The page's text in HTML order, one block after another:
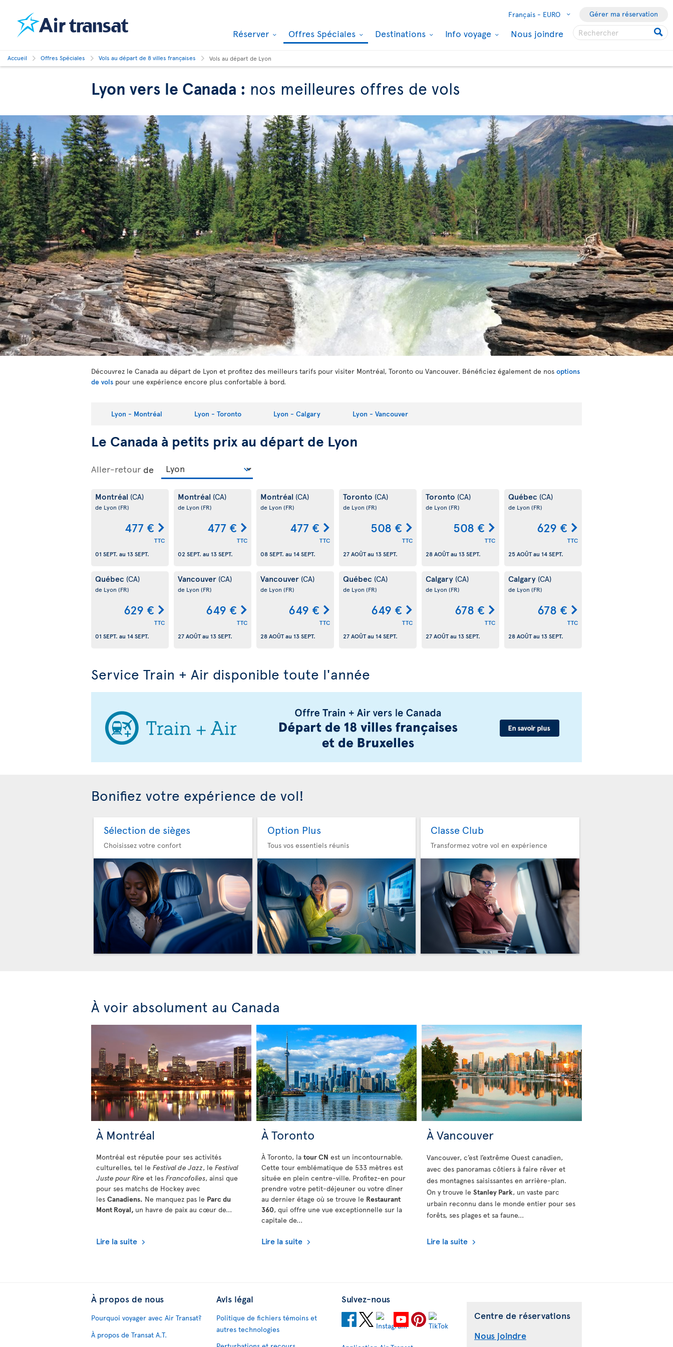
Français - EURO Gérer ma réservation
Réserver Offres Spéciales Destinations Info voyage Nous joindre
Accueil Offres Spéciales Vols au départ de 8 villes françaises Vols au départ de Lyon
Lyon vers le Canada : nos meilleures offres de vols
Découvrez le Canada au départ de Lyon et profitez des meilleurs tarifs pour visiter Montréal, Toronto ou Vancouver. Bénéficiez également de nos options
de vols pour une expérience encore plus confortable à bord.
Lyon - Montréal Lyon - Toronto Lyon - Calgary Lyon - Vancouver
Le Canada à petits prix au départ de Lyon
Aller-retour de
Montréal (CA)
de Lyon (FR)
477 €
TTC
01 SEPT. au 13 SEPT.
Montréal (CA)
de Lyon (FR)
477 €
TTC
02 SEPT. au 13 SEPT.
Montréal (CA)
de Lyon (FR)
477 €
TTC
08 SEPT. au 14 SEPT.
Toronto (CA)
de Lyon (FR)
508 €
TTC
27 AOÛTau 13 SEPT.
Toronto (CA)
de Lyon (FR)
508 €
TTC
28 AOÛTau 13 SEPT.
Québec (CA)
de Lyon (FR)
629 €
TTC
25 AOÛTau 14 SEPT.
Québec (CA)
de Lyon (FR)
629 €
TTC
01 SEPT. au 14 SEPT.
Vancouver (CA)
de Lyon (FR)
649 €
TTC
27 AOÛTau 13 SEPT.
Vancouver (CA)
de Lyon (FR)
649 €
TTC
28 AOÛTau 13 SEPT.
Québec (CA)
de Lyon (FR)
649 €
TTC
27 AOÛTau 14 SEPT.
Calgary (CA)
de Lyon (FR)
678 €
TTC
27 AOÛTau 13 SEPT.
Calgary (CA)
de Lyon (FR)
678 €
TTC
28 AOÛTau 13 SEPT.
Service Train + Air disponible toute l'année
Bonifiez votre expérience de vol!
Sélection de sièges
Choisissez votre confort
Option Plus
Tous vos essentiels réunis
Classe Club
Transformez votre vol en expérience
À voir absolument au Canada
À Montréal
Montréal est réputée pour ses activités
culturelles, tel le Festival de Jazz, le Festival
Juste pour Rire et les Francofolies, ainsi que
pour ses matchs de Hockey avec
les Canadiens. Ne manquez pas le Parc du
Mont Royal, un havre de paix au cœur de...
Lire la suite
À Toronto
À Toronto, la tour CN est un incontournable.
Cette tour emblématique de 533 mètres est
située en plein centre-ville. Profitez-en pour
prendre votre petit-déjeuner ou votre dîner
au dernier étage où se trouve le Restaurant
360, qui offre une vue exceptionnelle sur la
capitale de...
Lire la suite
À Vancouver
Vancouver, c’est l’extrême Ouest canadien,
avec des panoramas côtiers à faire rêver et
des montagnes saisissantes en arrière-plan.
On y trouve le Stanley Park, un vaste parc
urbain reconnu dans le monde entier pour ses
forêts, ses plages et sa faune...
Lire la suite
À propos de nous
Pourquoi voyager avec Air Transat?
À propos de Transat A.T.
Avis légal
Politique de fichiers témoins et
autres technologies
Suivez-nous
Centre de réservations
Nous joindre